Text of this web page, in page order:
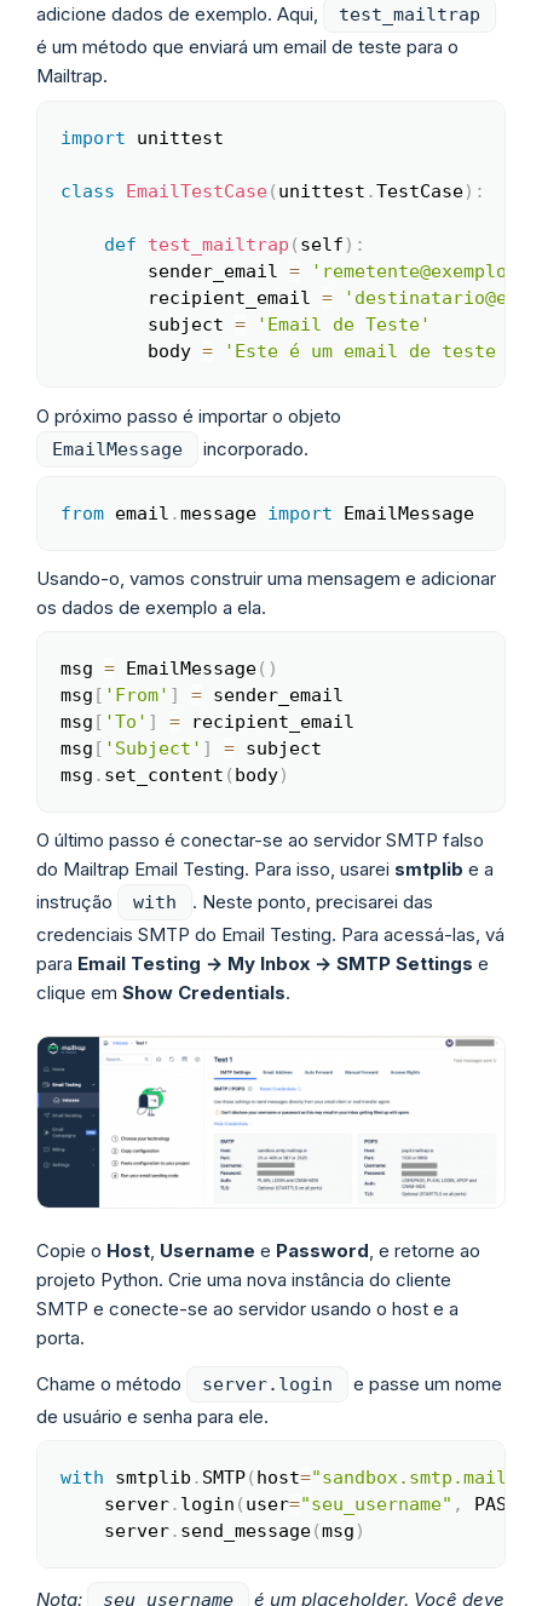
adicione dados de exemplo. Aqui,
test_mailtrap
é um método que enviará um email de teste para o
Mailtrap.
import unittest
class EmailTestCase( unittest .TestCase) :
def test_mailtrap ( self ) :
        sender_email
=
        recipient_email
=
        subject
=
'Email de Teste'
        body
= 'Este é um email de teste
O próximo passo é importar o objeto
EmailMessage incorporado.
from email .message import EmailMessage
Copy
Usando-o, vamos construir uma mensagem e adicionar
os dados de exemplo a ela.
msg = EmailMessage( )
msg [ 'From' ] = sender_email
msg [ 'To' ] = recipient_email
msg [ 'Subject' ] = subject
msg . set_content ( body)
O último passo é conectar-se ao servidor SMTP falso
do Mailtrap Email Testing. Para isso, usarei smtplib e a
instrução
with
. Neste ponto, precisarei das
credenciais SMTP do Email Testing. Para acessá-las, vá
para Email Testing → My Inbox → SMTP Settings e
clique em Show Credentials.
Copie o Host Username e Password , e retorne ao
projeto Python. Crie uma nova instância do cliente
SMTP e conecte-se ao servidor usando o host e a
porta.
Chame o método server.login
e passe um nome
de usuário e senha para ele.
with smtplib . SMTP( host=
    server
. login ( user="seu_username" ,
    server
. send_message(msg )
Copy
Nota: seu_username é um placeholder. Você deve